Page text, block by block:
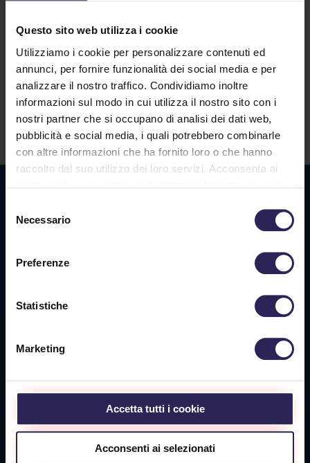
Questo sito web utilizza i cookie
Utilizziamo i cookie per personalizzare contenuti ed
annunci, per fornire funzionalità dei social media e per
analizzare il nostro traffico. Condividiamo inoltre
informazioni sul modo in cui utilizza il nostro sito con i
nostri partner che si occupano di analisi dei dati web,
pubblicità e social media, i quali potrebbero combinarle
con altre informazioni che ha fornito loro o che hanno
raccolto dal suo utilizzo dei loro servizi. Acconsenta ai
delNecessario
Preferenze
Statistiche
Marketing
Accetta tutti i cookie
Acconsenti ai selezionati
Lavora con noi
Contatti
Via Privata O.T.O., 33
Tel. +39 0187 564 859
54100 Massa (MS)
Tel. +39 0585 1886053
Sede Livorno